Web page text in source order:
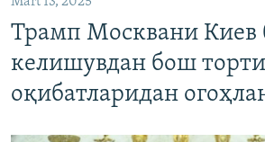
Трамп Москвани Киев
келишувдан бош
оқибатларидан